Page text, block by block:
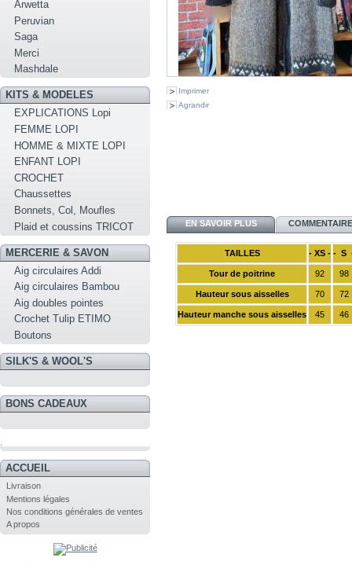
Arwetta
Peruvian
Saga
Merci
Mashdale
KITS & MODELES
EXPLICATIONS Lopi
FEMME LOPI
HOMME & MIXTE LOPI
ENFANT LOPI
CROCHET
Chaussettes
Bonnets, Col, Moufles
Plaid et coussins TRICOT
MERCERIE & SAVON
Aig circulaires Addi
Aig circulaires Bambou
Aig doubles pointes
Crochet Tulip ETIMO
Boutons
SILK'S & WOOL'S
BONS CADEAUX
ACCUEIL
Livraison
Mentions légales
Nos conditions générales de ventes
A propos
Imprimer
Agrandir
EN SAVOIR PLUS
TAILLES - XS - - S
Tour de poitrine 92 98
Hauteur sous aisselles 70 72
Hauteur manche sous aisselles 45 46